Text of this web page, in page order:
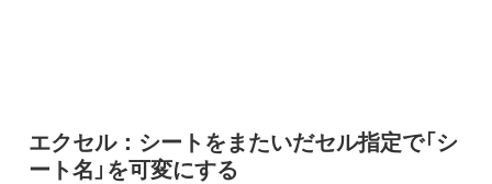
エクセル：シートをまたいだセル指定で「シ
ート名」を可変にする